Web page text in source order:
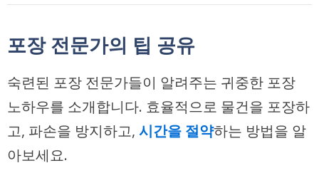
포장 전문가의 팁 공유
숙련된 포장 전문가들이 알려주는 귀중한 포장
노하우를 소개합니다. 효율적으로 물건을 포장하
고, 파손을 방지하고, 시간을 절약하는 방법을 알
아보세요.